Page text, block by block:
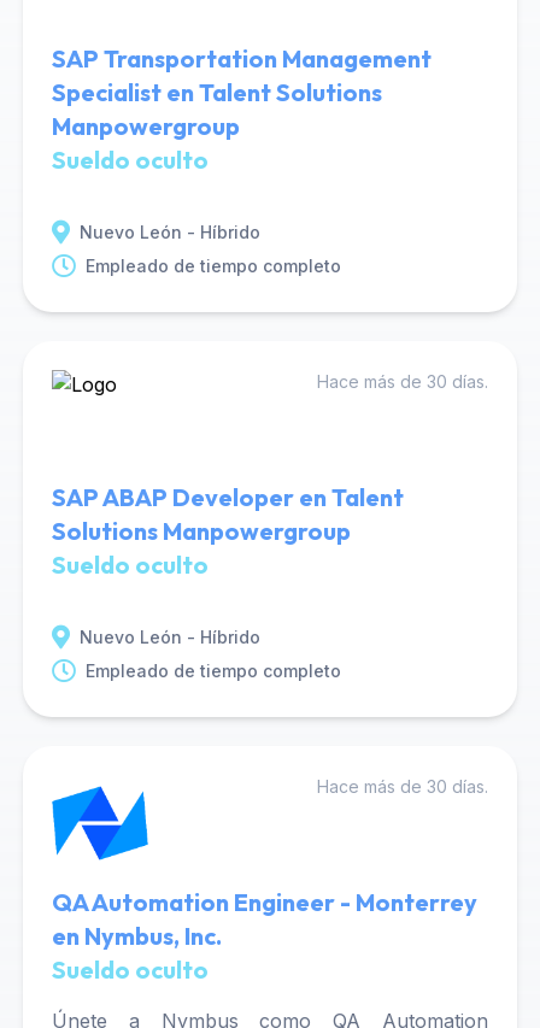
SAP Transportation Management
Specialist en Talent Solutions
Manpowergroup
Sueldo oculto
Nuevo León - Híbrido
Empleado de tiempo completo
Hace más de 30 días.
SAP ABAP Developer en Talent
Solutions Manpowergroup
Sueldo oculto
Nuevo León - Híbrido
Empleado de tiempo completo
Hace más de 30 días.
QA Automation Engineer - Monterrey
en Nymbus, Inc.
Sueldo oculto
Únete a Nymbus como QA Automation